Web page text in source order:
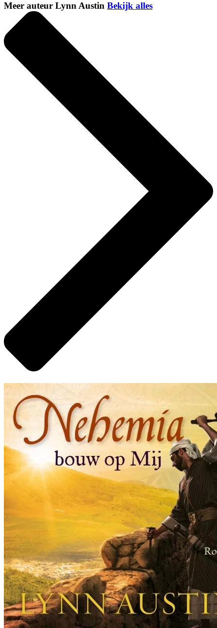
Meer auteur Lynn Austin Bekijk alles